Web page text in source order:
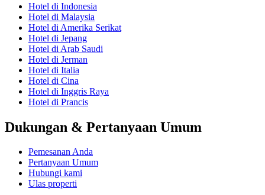
Hotel di Indonesia
Hotel di Malaysia
Hotel di Amerika Serikat
Hotel di Jepang
Hotel di Arab Saudi
Hotel di Jerman
Hotel di Italia
Hotel di Cina
Hotel di Inggris Raya
Hotel di Prancis
Dukungan & Pertanyaan Umum
Pemesanan Anda
Pertanyaan Umum
Hubungi kami
Ulas properti